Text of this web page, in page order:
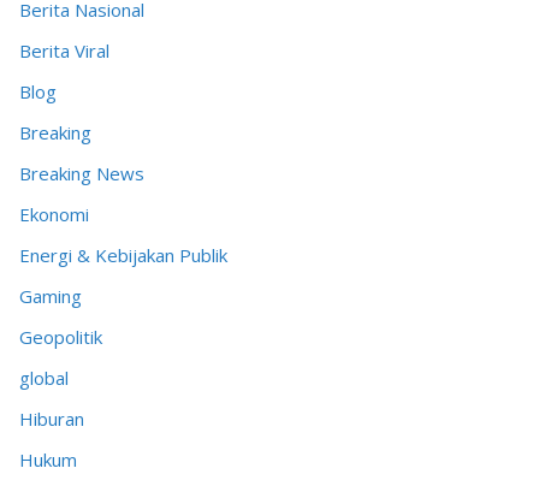
Berita Nasional
Berita Viral
Blog
Breaking
Breaking News
Ekonomi
Energi & Kebijakan Publik
Gaming
Geopolitik
global
Hiburan
Hukum